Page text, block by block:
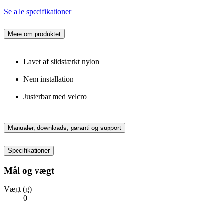
Se alle specifikationer
Mere om produktet
Lavet af slidstærkt nylon
Nem installation
Justerbar med velcro
Manualer, downloads, garanti og support
Specifikationer
Mål og vægt
Vægt (g)
0